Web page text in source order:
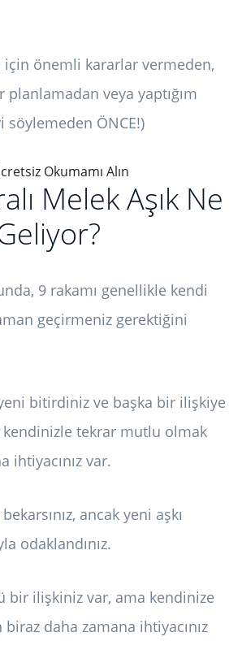
için önemli kararlar vermeden,
veya yaptığım
söylemeden ÖNCE!)
Okumamı Alın
Melek Aşık Ne
9 rakamı genellikle kendi
geçirmeniz gerektiğini
bitirdiniz ve başka bir ilişkiye
kendinizle tekrar mutlu olmak
ihtiyacınız var.
ancak yeni aşkı
odaklandınız.
bir ilişkiniz var, ama kendinize
daha zamana ihtiyacınız